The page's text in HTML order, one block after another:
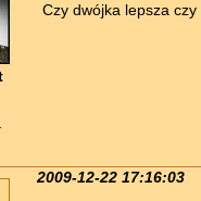
Czy dwójka lepsza
2009-12-22 17:16:03